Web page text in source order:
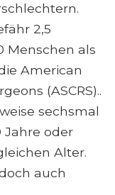
2,5
Menschen als
American
(ASCRS)..
sechsmal
Jahre oder
Alter.
auch